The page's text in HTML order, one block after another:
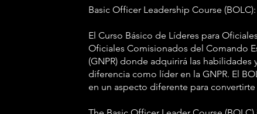
Basic Officer Leadership Course (BOLC):
El Curso Básico de Líderes para
Oficiales Comisionados del Comando
(GNPR) donde adquirirá las
diferencia como líder en la GNPR. El
en un aspecto diferente para